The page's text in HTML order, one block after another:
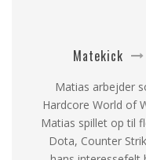
Matekick
Matias arbejder
Hardcore World of
Matias spillet op til
Dota, Counter